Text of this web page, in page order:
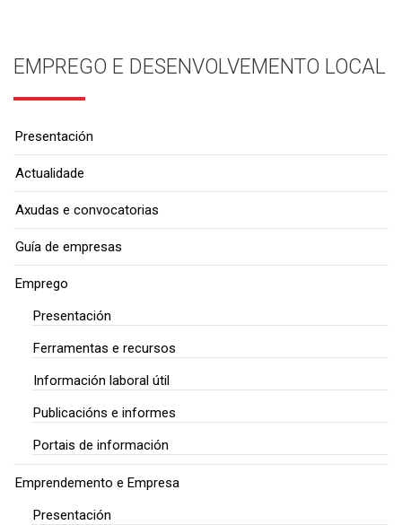
EMPREGO E DESENVOLVEMENTO LOCAL
Presentación
Actualidade
Axudas e convocatorias
Guía de empresas
Emprego
Presentación
Ferramentas e recursos
Información laboral útil
Publicacións e informes
Portais de información
Emprendemento e Empresa
Presentación